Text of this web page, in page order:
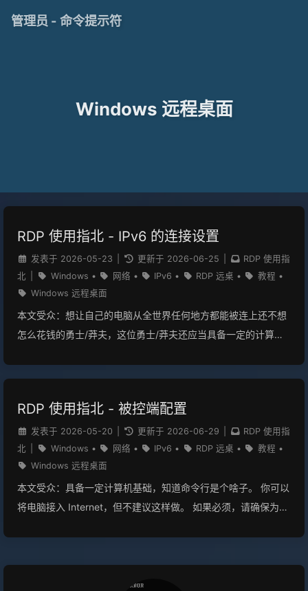
管理员 - 命令提示符
Windows 远程桌面
RDP 使用指北 - IPv6 的连接设置
发表于 2026-05-23 更新于 2026-06-25
RDP 使用指
北
Windows • 网络 • IPv6 • RDP 远桌 • 教程 •
Windows 远程桌面
本文受众：想让自己的电脑从全世界任何地方都能被连上还不想
怎么花钱的勇士/莽夫，这位勇士/莽夫还应当具备一定的计算机
部分）防火墙意味着您将您的计算机暴露在公网中，务必确保您
的系统已经安装了最新的补丁并且设置了强密码，并且打开了系
统更新，并且您需要自行承担由此带来的风险。 你可以将电脑接
入 Internet，但不建议这样做。 如果必须，请确保为电脑设置了
强密码。 如果可以，最好使用 VPN。 请不要把你的网络设备放
在公网上“裸奔”。 IPv6 公网地址确认地址存在性首先确认一下你
步是找到你的网络适配器，通常任务栏的网络菜单里就有 以太网
适配器 (虚拟设备) Microsoft Network Interface ...
RDP 使用指北 - 被控端配置
发表于 2026-05-20 更新于 2026-06-29
RDP 使用指
北
Windows • 网络 • IPv6 • RDP 远桌 • 教程 •
Windows 远程桌面
本文受众：具备一定计算机基础，知道命令行是个啥子。 你可以
将电脑接入 Internet，但不建议这样做。 如果必须，请确保为电
置的指北教程 安全警告安全警报 使用 RDP 远程桌面意味着您将
您的计算机暴露在公网中，务必确保您的系统已经安装了最新的